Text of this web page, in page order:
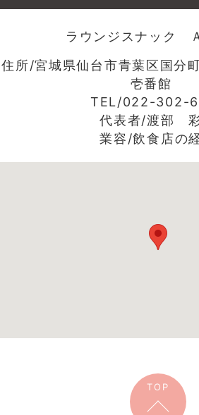
ラウンジスナック
住所/宮城県仙台市青葉区国分
壱番館
TEL/022-302-
代表者/渡部
業容/飲食店の
TOP